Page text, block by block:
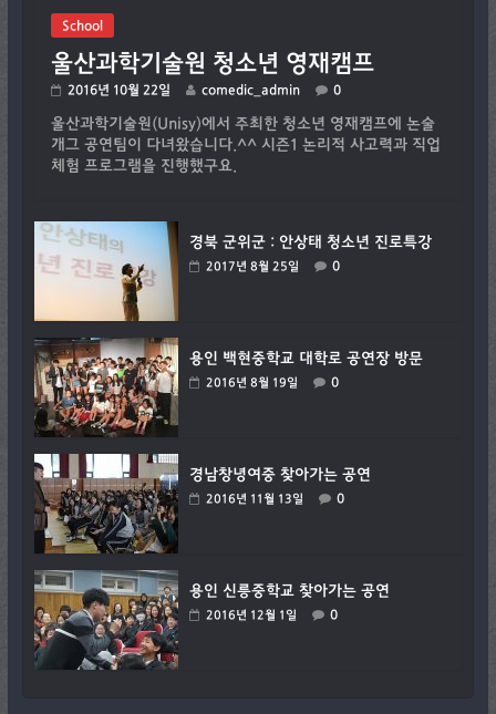
School
울산과학기술원 청소년 영재캠프
2016년 10월 22일 comedic_admin 0
울산과학기술원(Unisy)에서 주최한 청소년 영재캠프에 논술
개그 공연팀이 다녀왔습니다.^^ 시즌1 논리적 사고력과 직업
체험 프로그램을 진행했구요.
경북 군위군 : 안상태 청소년 진로특강
2017년 8월 25일 0
용인 백현중학교 대학로 공연장 방문
2016년 8월 19일 0
경남창녕여중 찾아가는 공연
2016년 11월 13일 0
용인 신릉중학교 찾아가는 공연
2016년 12월 1일 0